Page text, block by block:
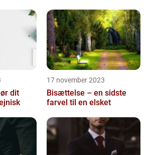
dit
17 november 2023
Bisættelse – en sidste
farvel til en elsket